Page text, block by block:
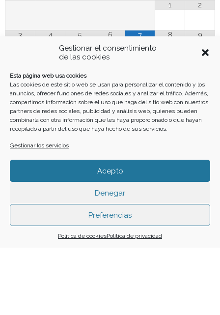
Gestionar el consentimiento
de las cookies
Esta página web usa cookies
Las cookies de este sitio web se usan para personalizar el contenido y los
anuncios, ofrecer funciones de redes sociales y analizar el tráfico. Además,
compartimos información sobre el uso que haga del sitio web con nuestros
partners de redes sociales, publicidad y análisis web, quienes pueden
combinarla con otra información que les haya proporcionado o que hayan
recopilado a partir del uso que haya hecho de sus servicios.
Gestionar los servicios
Acepto
Denegar
Preferencias
Política de cookiesPolítica de privacidad
1
2
3 4 5 6 7 8 9
17 18 19 20 21 22 23
25 27 28
Funciona gracias a